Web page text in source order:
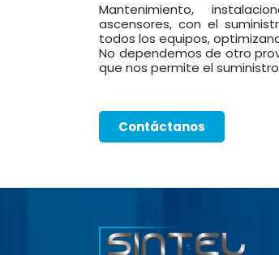
Mantenimiento,
ascensores, con el
todos los equipos,
No dependemos de otro
que nos permite el
Contáctanos